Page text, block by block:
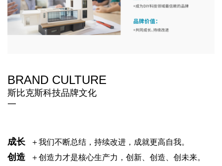
BRAND CULTURE
斯比克斯科技品牌文化
一
成长 ＋我们不断总结 ， 持续改进，成就更高自我。
创造 ＋创造力才是核心生产力，创新、创造、创未来。